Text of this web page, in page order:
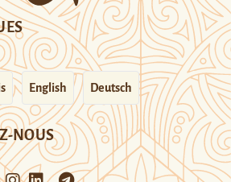
English Deutsch
NOUS